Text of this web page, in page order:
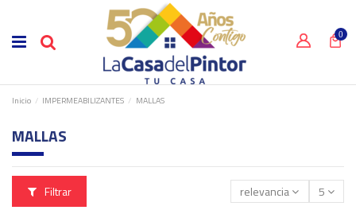
0
Inicio IMPERMEABILIZANTES MALLAS
MALLAS
Filtrar relevancia 5